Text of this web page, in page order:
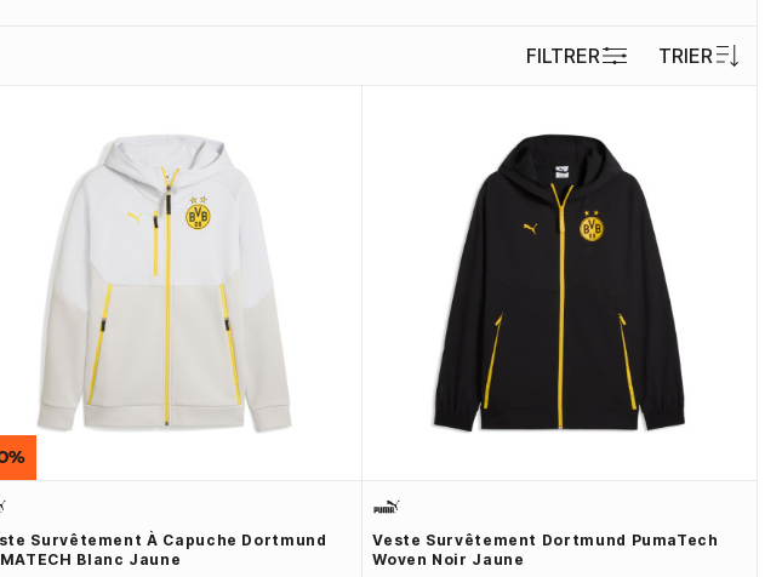
FILTRER TRIER
Survêtement À Capuche Dortmund
Blanc Jaune
Veste Survêtement Dortmund PumaTech
Woven Noir Jaune